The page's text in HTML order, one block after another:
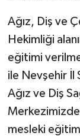
Ağız, Diş ve
Hekimliği
eğitimi
ile Nevşehir İl
Ağız ve Diş
mesleki